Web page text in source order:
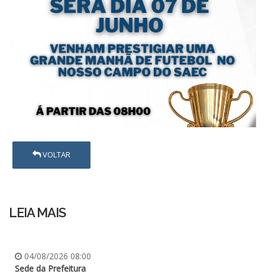
VOLTAR
LEIA MAIS
04/08/2026 08:00
Sede da Prefeitura